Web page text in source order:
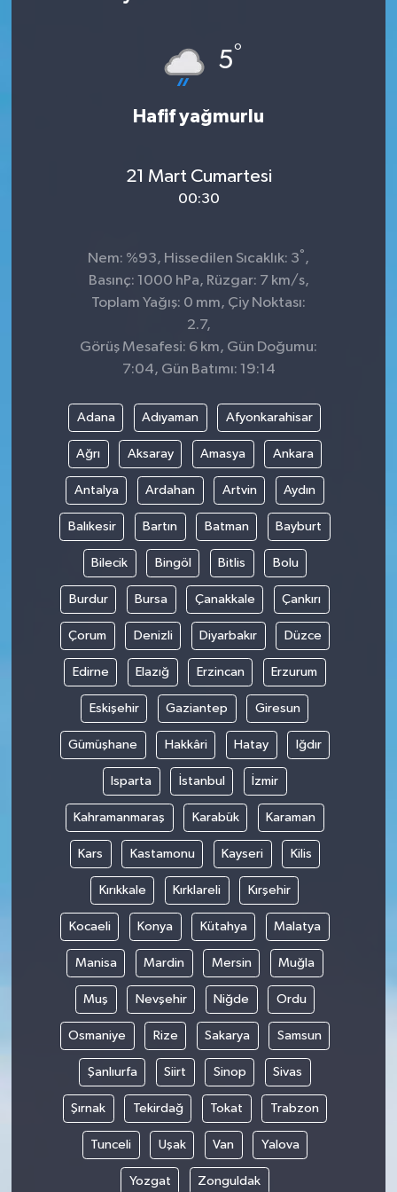
5°
Hafif yağmurlu
21 Mart Cumartesi
00:30
Nem: %93, Hissedilen Sıcaklık: 3° ,
Basınç: 1000 hPa, Rüzgar: 7 km/s,
Toplam Yağış: 0 mm, Çiy Noktası:
2.7,
Görüş Mesafesi: 6 km, Gün Doğumu:
7:04, Gün Batımı: 19:14
Adana Adıyaman Afyonkarahisar
Ağrı Aksaray Amasya Ankara
Antalya Ardahan Artvin Aydın
Balıkesir Bartın Batman Bayburt
Bilecik Bingöl Bitlis Bolu
Burdur Bursa Çanakkale Çankırı
Çorum Denizli Diyarbakır Düzce
Edirne Elazığ Erzincan Erzurum
Eskişehir Gaziantep Giresun
Gümüşhane Hakkâri Hatay Iğdır
Isparta İstanbul İzmir
Kahramanmaraş Karabük Karaman
Kars Kastamonu Kayseri Kilis
Kırıkkale Kırklareli Kırşehir
Kocaeli Konya Kütahya Malatya
Manisa Mardin Mersin Muğla
Muş Nevşehir Niğde Ordu
Osmaniye Rize Sakarya Samsun
Şanlıurfa Siirt Sinop Sivas
Şırnak Tekirdağ Tokat Trabzon
Tunceli Uşak Van Yalova
Yozgat Zonguldak
SİVİL TOPLUM
SOSYAL YAŞAM
ULUSAL HABERLER